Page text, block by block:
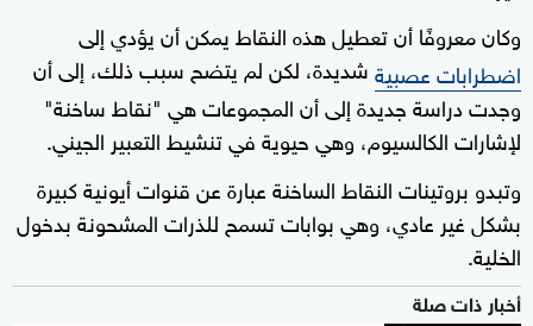
وكان معروفًا أن تعطيل هذه النقاط يمكن أن يؤدي إلى
اضطرابات عصبيةشديدة، لكن لم يتضح سبب ذلك، إلى أن
وجدت دراسة جديدة إلى أن المجموعات هي "نقاط ساخنة"
لإشارات الكالسيوم، وهي حيوية في تنشيط التعبير الجيني.
وتبدو بروتينات النقاط الساخنة عبارة عن قنوات أيونية كبيرة
بشكل غير عادي، وهي بوابات تسمح للذرات المشحونة بدخول
الخلية.
أخبار ذات صلة